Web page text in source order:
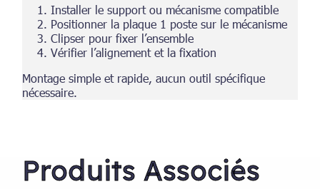
Installer le support ou mécanisme compatible
Positionner la plaque 1 poste sur le mécanisme
Clipser pour fixer l’ensemble
Vérifier l’alignement et la fixation
Montage simple et rapide, aucun outil spécifique
nécessaire.
Produits Associés